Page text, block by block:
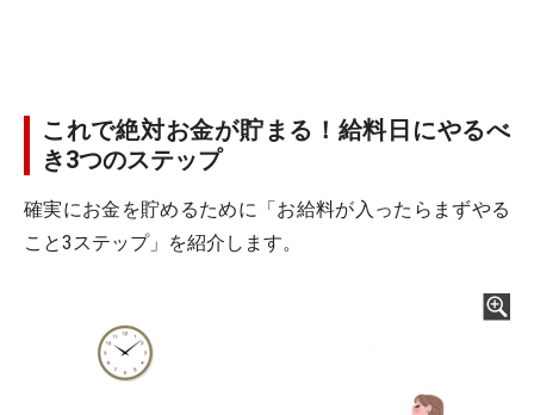
これで絶対お金が貯まる！給料日にやるべ
き3つのステップ
確実にお金を貯めるために「お給料が入ったらまずやる
こと3ステップ」を紹介します。